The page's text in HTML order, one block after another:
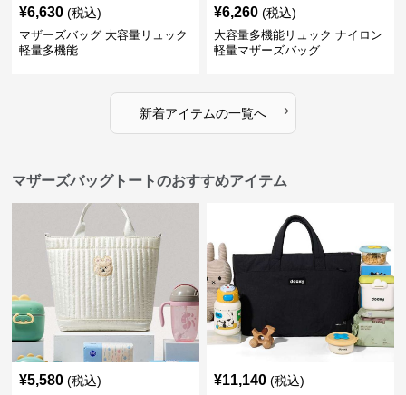
¥6,630 (税込)
マザーズバッグ 大容量リュック
軽量多機能
¥6,260 (税込)
大容量多機能リュック ナイロン
軽量マザーズバッグ
新着アイテムの一覧へ ›
マザーズバッグトートのおすすめアイテム
¥5,580 (税込) ¥11,140 (税込)